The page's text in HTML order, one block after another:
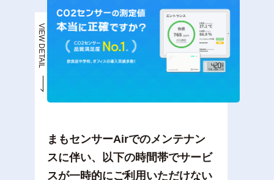
VIEW DETAIL
まもセンサーAirでのメンテナン
スに伴い、以下の時間帯でサービ
スが一時的にご利用いただけない